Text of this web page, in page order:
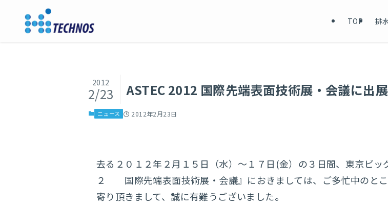
TOP 排
ASTEC 2012 国際先端表面技術展・会議に出展
2012
2/23
ニュース 2012年2月23日
去る２０１２年２月１５日（水）～１７日(金）の３日間、東京ビ
２ 国際先端表面技術展・会議』におきましては、ご多忙中のと
寄り頂きまして、誠に有難うございました。